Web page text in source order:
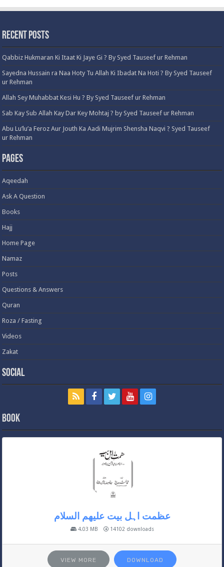
Recent Posts
Qabbiz Hukmaran Ki Itaat Ki Jaye Gi ? By Syed Tauseef ur Rehman
Sayedna Hussain ra Naa Hoty Tu Allah Ki Ibadat Na Hoti ? By Syed Tauseef
ur Rehman
Allah Sey Muhabbat Kesi Hu ? By Syed Tauseef ur Rehman
Sab Kay Sub Allah Kay Dar Key Mohtaj ? by Syed Tauseef ur Rehman
Abu Lu’lu’a Feroz Aur Jouth Ka Aadi Mujrim Shensha Naqvi ٖ? Syed Tauseef
ur Rehman
Pages
Aqeedah
Ask A Question
Books
Hajj
Home Page
Namaz
Posts
Questions & Answers
Quran
Roza / Fasting
Videos
Zakat
Social
Book
عظمت اہل بیت علیھم السلام
4.03 MB 14102 downloads
VIEW MORE DOWNLOAD